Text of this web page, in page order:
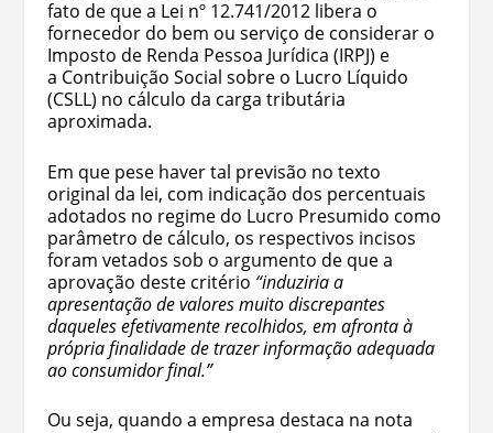
fato de que a Lei nº 12.741/2012 libera o
fornecedor do bem ou serviço de considerar o
Imposto de Renda Pessoa Jurídica (IRPJ) e
a Contribuição Social sobre o Lucro Líquido
(CSLL) no cálculo da carga tributária
aproximada.
Em que pese haver tal previsão no texto
original da lei, com indicação dos percentuais
adotados no regime do Lucro Presumido como
parâmetro de cálculo, os respectivos incisos
foram vetados sob o argumento de que a
aprovação deste critério “induziria a
apresentação de valores muito discrepantes
daqueles efetivamente recolhidos, em afronta à
própria finalidade de trazer informação adequada
ao consumidor final.”
Ou seja, quando a empresa destaca na nota